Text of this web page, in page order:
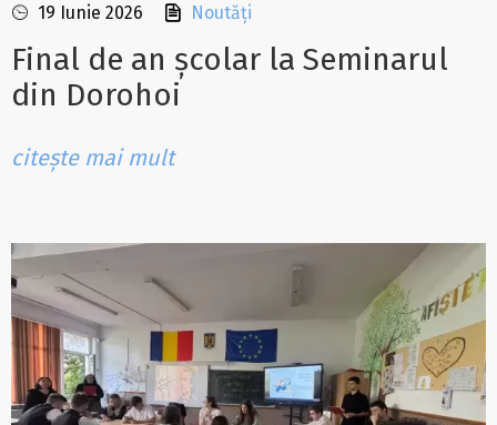
19 Iunie 2026 Noutăți
Final de an școlar la Seminarul
din Dorohoi
citește mai mult